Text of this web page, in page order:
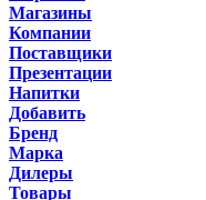
Магазины
Компании
Поставщики
Презентации
Напитки
Добавить
Бренд
Марка
Дилеры
Товары